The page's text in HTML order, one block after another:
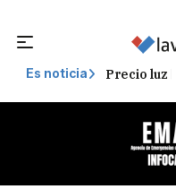
Es noticia Precio luz